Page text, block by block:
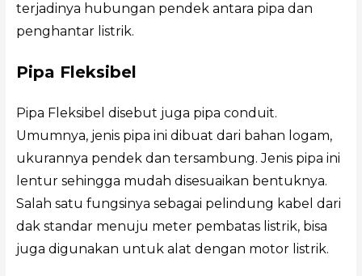
terjadinya hubungan pendek antara pipa dan
penghantar listrik.
Pipa Fleksibel
Pipa Fleksibel disebut juga pipa conduit.
Umumnya, jenis pipa ini dibuat dari bahan logam,
ukurannya pendek dan tersambung. Jenis pipa ini
lentur sehingga mudah disesuaikan bentuknya.
Salah satu fungsinya sebagai pelindung kabel dari
dak standar menuju meter pembatas listrik, bisa
juga digunakan untuk alat dengan motor listrik.